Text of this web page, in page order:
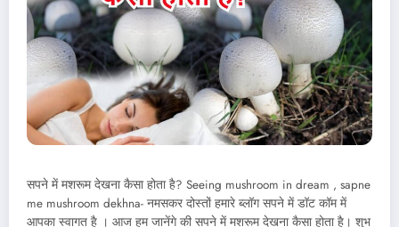
सपने में मशरूम देखना कैसा होता है? Seeing mushroom in dream , sapne
me mushroom dekhna- नमसकर दोस्तों हमारे ब्लॉग सपने में डॉट कॉम में
आपका स्वागत है । आज हम जानेंगे की सपने में मशरूम देखना कैसा होता है। शुभ